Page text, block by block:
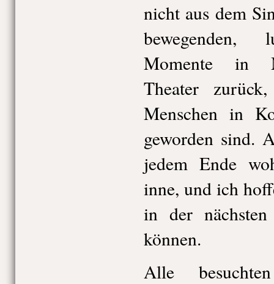
nicht aus dem
bewegenden,
Momente in
Theater
Menschen in
geworden sind.
jedem Ende
inne, und ich
in der
können.
Alle